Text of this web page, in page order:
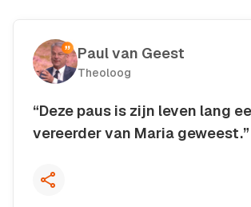
Paul van Geest
Theoloog
“Deze paus is zijn leven lang
vereerder van Maria geweest.”
Kopieer quote